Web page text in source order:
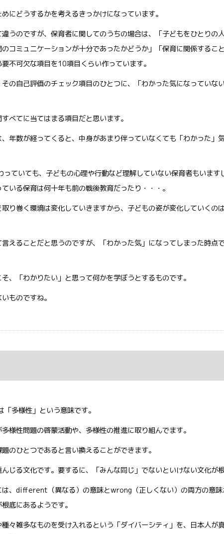
にどうするかを考えるきっかけになっています。
うのですが、保育者に関してのうちの場合は、「子どもをひとりの
コミュニケーションが十分であったかどうか」「保育に関係するこ
不可欠な項目を10項目くらい作っています。
の自己評価のチェック項目のひとつに、「わかった気になっていな
べてに当てはまる項目だと思います。
年数が経ってくると、中身があまり伴っていなくても「わかった」
ていても、子どもの心理や行動など理解していない保育者もいます
いる保育は何十年も前の戦後教育だったり・・・。
り巻く環境は変化していきますから、子どもの姿が変化していくの
えることだと思うのですが、「わかった気」になってしまった時点
、「わかりたい」と思って何かを学ぼうとするものです。
ものですね。
多様性」という意味です。
様性問題の啓蒙活動や、多様性の推進に取り組んでます。
のひとつであると言い換えることができます。
じる文化です。要するに、「みんな同じ」でないといけない文化が
は、different（異なる）の意味とwrong（正しくない）の両方の意味
底にあるようです。
々雑多なものを受け入れるという「ダイバーシティ」を、日本人が